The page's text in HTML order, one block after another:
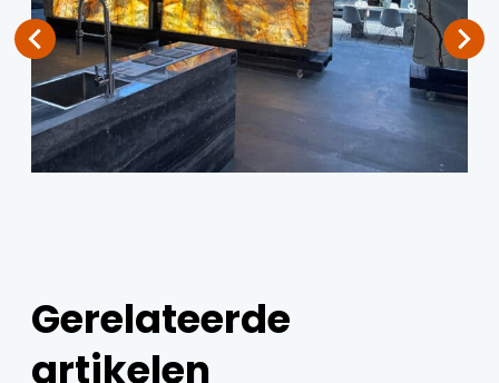
Gerelateerde
artikelen